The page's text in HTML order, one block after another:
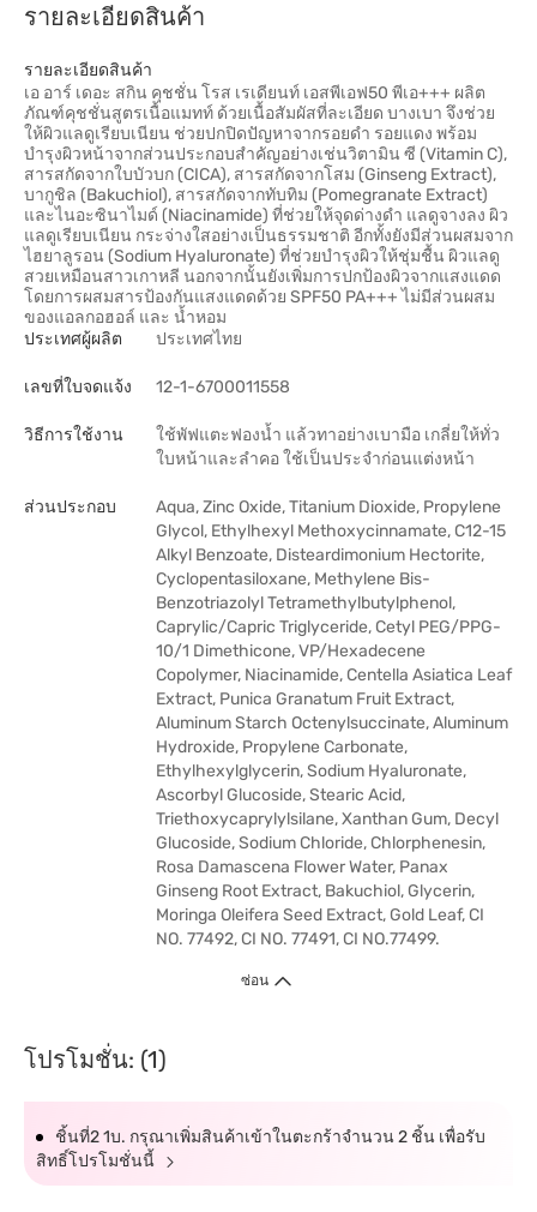
รายละเอียดสินค้า
รายละเอียดสินค้า
เอ อาร์ เดอะ สกิน คุชชั่น โรส เรเดียนท์ เอสพีเอฟ50 พีเอ+++ ผลิต
ภัณฑ์คุชชั่นสูตรเนื้อแมทท์ ด้วยเนื้อสัมผัสที่ละเอียด บางเบา จึงช่วย
ให้ผิวแลดูเรียบเนียน ช่วยปกปิดปัญหาจากรอยดำ รอยแดง พร้อม
บำรุงผิวหน้าจากส่วนประกอบสำคัญอย่างเช่นวิตามิน ซี (Vitamin C),
สารสกัดจากใบบัวบก (CICA), สารสกัดจากโสม (Ginseng Extract),
บากูชิล (Bakuchiol), สารสกัดจากทับทิม (Pomegranate Extract)
และไนอะซินาไมด์ (Niacinamide) ที่ช่วยให้จุดด่างดำ แลดูจางลง ผิว
แลดูเรียบเนียน กระจ่างใสอย่างเป็นธรรมชาติ อีกทั้งยังมีส่วนผสมจาก
ไฮยาลูรอน (Sodium Hyaluronate) ที่ช่วยบำรุงผิวให้ชุ่มชื้น ผิวแลดู
สวยเหมือนสาวเกาหลี นอกจากนั้นยังเพิ่มการปกป้องผิวจากแสงแดด
โดยการผสมสารป้องกันแสงแดดด้วย SPF50 PA+++ ไม่มีส่วนผสม
ของแอลกอฮอล์ และ น้ำหอม
ประเทศผู้ผลิต
ประเทศไทย
เลขที่ใบจดแจ้ง 12-1-6700011558
วิธีการใช้งาน
ใช้พัฟแตะฟองน้ำ แล้วทาอย่างเบามือ เกลี่ยให้ทั่ว
ใบหน้าและลำคอ ใช้เป็นประจำก่อนแต่งหน้า
ส่วนประกอบ
Aqua, Zinc Oxide, Titanium Dioxide, Propylene
Glycol, Ethylhexyl Methoxycinnamate, C12-15
Alkyl Benzoate, Disteardimonium Hectorite,
Cyclopentasiloxane, Methylene Bis-
Benzotriazolyl Tetramethylbutylphenol,
Caprylic/Capric Triglyceride, Cetyl PEG/PPG-
10/1 Dimethicone, VP/Hexadecene
Copolymer, Niacinamide, Centella Asiatica Leaf
Extract, Punica Granatum Fruit Extract,
Aluminum Starch Octenylsuccinate, Aluminum
Hydroxide, Propylene Carbonate,
Ethylhexylglycerin, Sodium Hyaluronate,
Ascorbyl Glucoside, Stearic Acid,
Triethoxycaprylylsilane, Xanthan Gum, Decyl
Glucoside, Sodium Chloride, Chlorphenesin,
Rosa Damascena Flower Water, Panax
Ginseng Root Extract, Bakuchiol, Glycerin,
Moringa Oleifera Seed Extract, Gold Leaf, CI
NO. 77492, CI NO. 77491, CI NO.77499.
ซ่อน
โปรโมชั่น: (1)
ชิ้นที่2 1บ. กรุณาเพิ่มสินค้าเข้าในตะกร้าจำนวน 2 ชิ้น เพื่อรับ
สิทธิ์โปรโมชั่นนี้